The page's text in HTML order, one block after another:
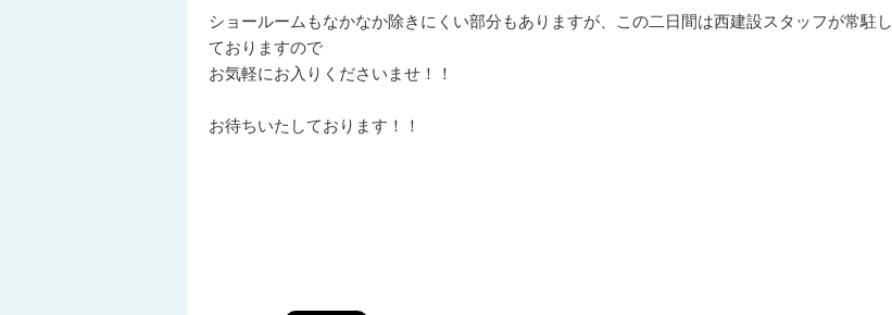
ショールームもなかなか除きにくい部分もありますが、この二日間は西建設スタッフが常駐し
ておりますので
お気軽にお入りくださいませ！！
お待ちいたしております！！